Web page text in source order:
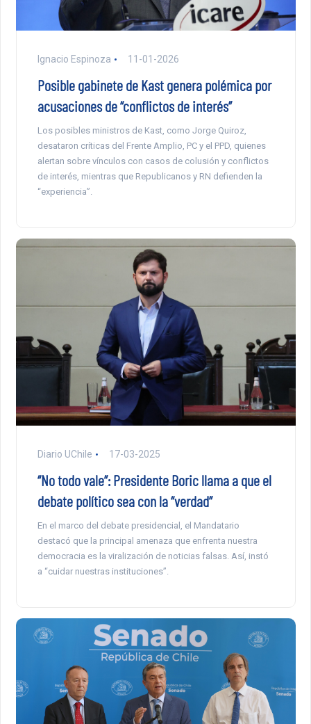
Ignacio Espinoza 11-01-2026
Posible gabinete de Kast genera polémica por
acusaciones de “conflictos de interés”
Los posibles ministros de Kast, como Jorge Quiroz,
desataron críticas del Frente Amplio, PC y el PPD, quienes
alertan sobre vínculos con casos de colusión y conflictos
de interés, mientras que Republicanos y RN defienden la
“experiencia”.
Diario UChile 17-03-2025
“No todo vale”: Presidente Boric llama a que el
debate político sea con la “verdad”
En el marco del debate presidencial, el Mandatario
destacó que la principal amenaza que enfrenta nuestra
democracia es la viralización de noticias falsas. Así, instó
a “cuidar nuestras instituciones”.